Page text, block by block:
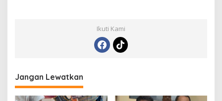
Ikuti Kami
Jangan Lewatkan